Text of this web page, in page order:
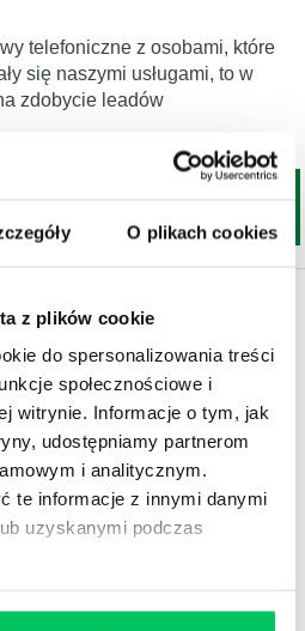
O plikach cookies
z plików cookie
do spersonalizowania treści
społecznościowe i
witrynie. Informacje o tym, jak
udostępniamy partnerom
i analitycznym.
te informacje z innymi danymi
uzyskanymi podczas
telefoniczne z osobami, które
się naszymi usługami, to w
zdobycie leadów